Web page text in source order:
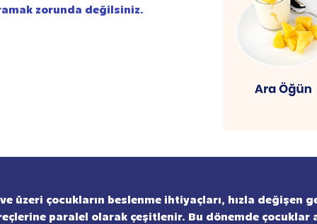
zorunda değilsiniz.
üzeri çocukların beslenme ihtiyaçları, hızla değişen
paralel olarak çeşitlenir. Bu dönemde çocuklar